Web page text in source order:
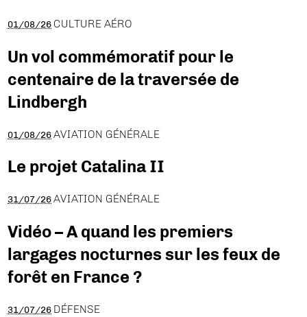
01/08/26 CULTURE AÉRO
Un vol commémoratif pour le
centenaire de la traversée de
Lindbergh
01/08/26 AVIATION GÉNÉRALE
Le projet Catalina II
31/07/26 AVIATION GÉNÉRALE
Vidéo – A quand les premiers
largages nocturnes sur les feux de
forêt en France ?
31/07/26 DÉFENSE